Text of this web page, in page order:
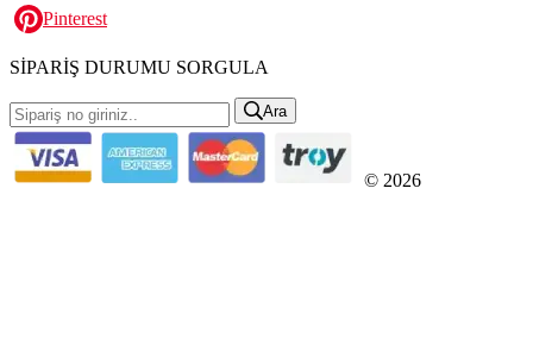
Pinterest
SİPARİŞ DURUMU SORGULA
Ara
© 2026